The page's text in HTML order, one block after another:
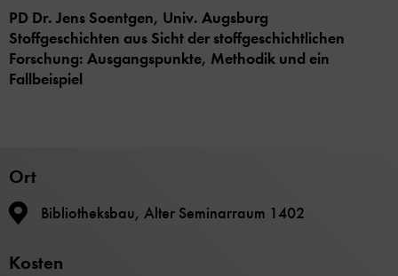
PD Dr. Jens Soentgen, Univ. Augsburg
Stoffgeschichten aus Sicht der stoffgeschichtlichen
Forschung: Ausgangspunkte, Methodik und ein
Fallbeispiel
Ort
Bibliotheksbau, Alter Seminarraum 1402
Kosten